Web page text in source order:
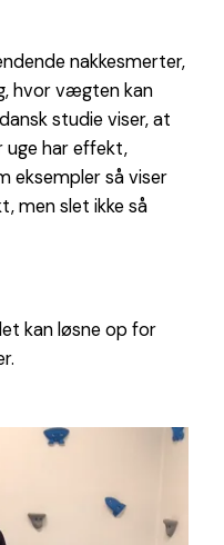
nakkesmerter,
hvor vægten kan
studie viser, at
uge har effekt,
eksempler så viser
men slet ikke så
kan løsne op for